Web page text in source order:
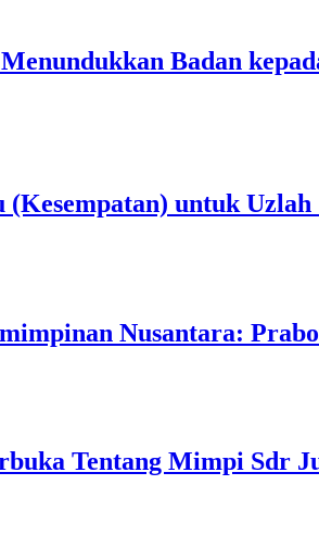
(Kesempatan) untuk
Nusantara:
Tentang Mimpi Sdr